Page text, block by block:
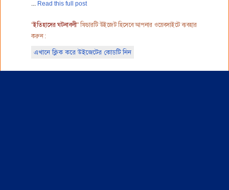
Read this full post
"ইতিহাসের ঘটনাবলী" ফিচারটি উইজেট হিসেবে আপনার ওয়েবসাইটে ব্যবহার
করুন :
এখানে ক্লিক করে উইজেটের কোডটি নিন